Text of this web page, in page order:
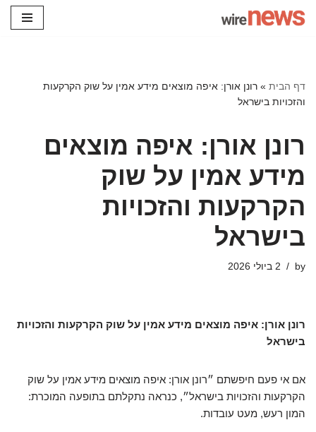
דף הבית » רונן אורן: איפה מוצאים מידע אמין על שוק הקרקעות
והזכויות בישראל
רונן אורן: איפה מוצאים
מידע אמין על שוק
הקרקעות והזכויות
בישראל
by 2 ביולי 2026
רונן אורן: איפה מוצאים מידע אמין על שוק הקרקעות והזכויות
בישראל
אם אי פעם חיפשתם ״רונן אורן: איפה מוצאים מידע אמין על שוק
הקרקעות והזכויות בישראל״, כנראה נתקלתם בתופעה המוכרת:
המון רעש, מעט עובדות.